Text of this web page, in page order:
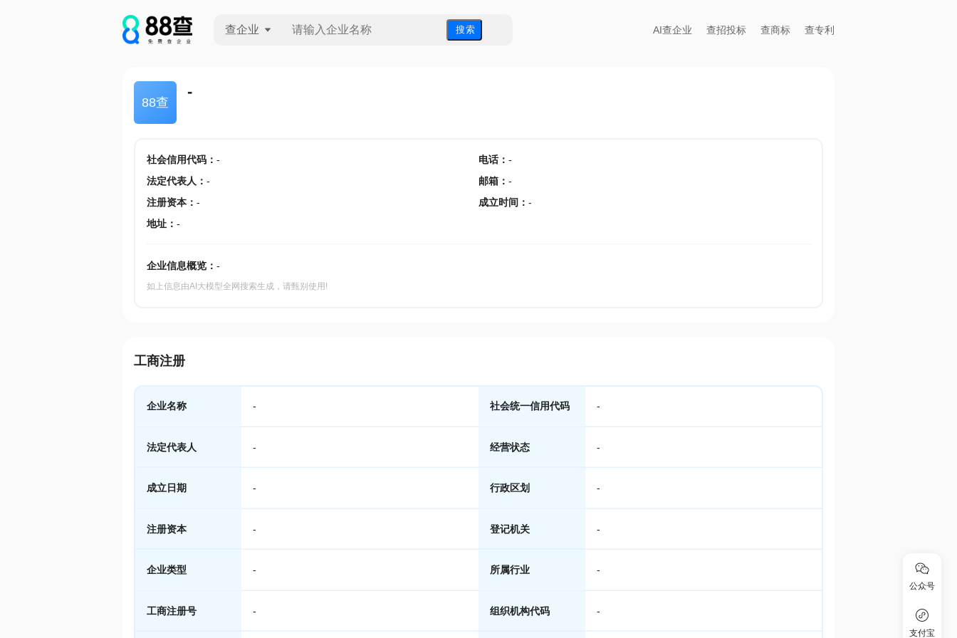
查企业 搜 索 AI查企业 查招投标 查商标 查专利
88查
-
社会信用代码： - 电话： -
法定代表人 ： - 邮箱 ： -
注册资本： - 成立时间 ： -
地址： -
企业信息概览： -
如上信息由AI大模型全网搜索生成，请甄别使用!
工商注册
企业名称 - 社会统一信用代码 -
法定代表人 - 经营状态 -
成立日期 - 行政区划 -
注册资本 - 登记机关 -
企业类型 - 所属行业 -
工商注册号 - 组织机构代码 -
公众号
支付宝